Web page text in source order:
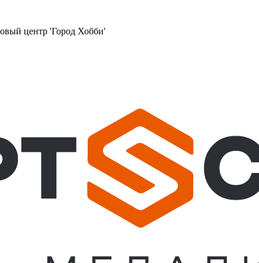
центр 'Город Хобби'